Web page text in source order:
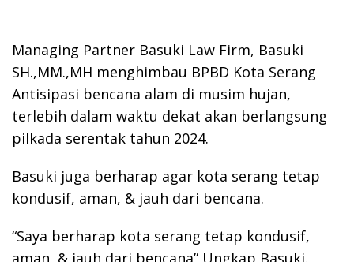
Managing Partner Basuki Law Firm, Basuki
SH.,MM.,MH menghimbau BPBD Kota Serang
Antisipasi bencana alam di musim hujan,
terlebih dalam waktu dekat akan berlangsung
pilkada serentak tahun 2024.
Basuki juga berharap agar kota serang tetap
kondusif, aman, & jauh dari bencana.
“Saya berharap kota serang tetap kondusif,
aman, & jauh dari bencana” Ungkap Basuki.